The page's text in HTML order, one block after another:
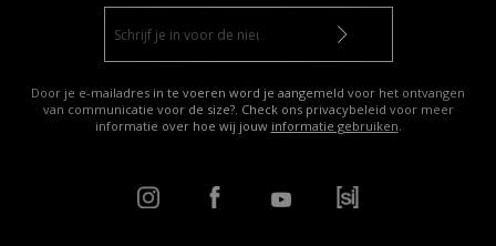
Door je e-mailadres in te voeren word je aangemeld voor het ontvangen
van communicatie voor de size?. Check ons privacybeleid voor meer
informatie over hoe wij jouw informatie gebruiken.